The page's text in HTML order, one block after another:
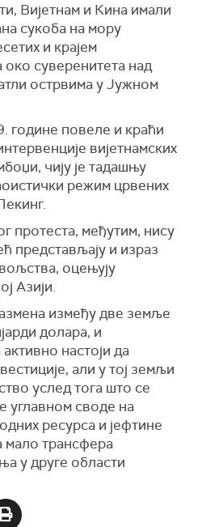
Вијетнам и Кина имали
сукоба на мору
и крајем
око суверенитета над
острвима у Јужном
године повеле и краћи
вијетнамских
чију је тадашњу
режим црвених
протеста, међутим, нису
представљају и израз
оцењују
Азији.
између две земље
долара, и
настоји да
али у тој земљи
услед тога што се
углавном своде на
ресурса и јефтине
мало трансфера
у друге области